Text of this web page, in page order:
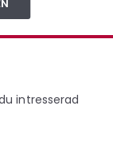
in med större
och
intresserad